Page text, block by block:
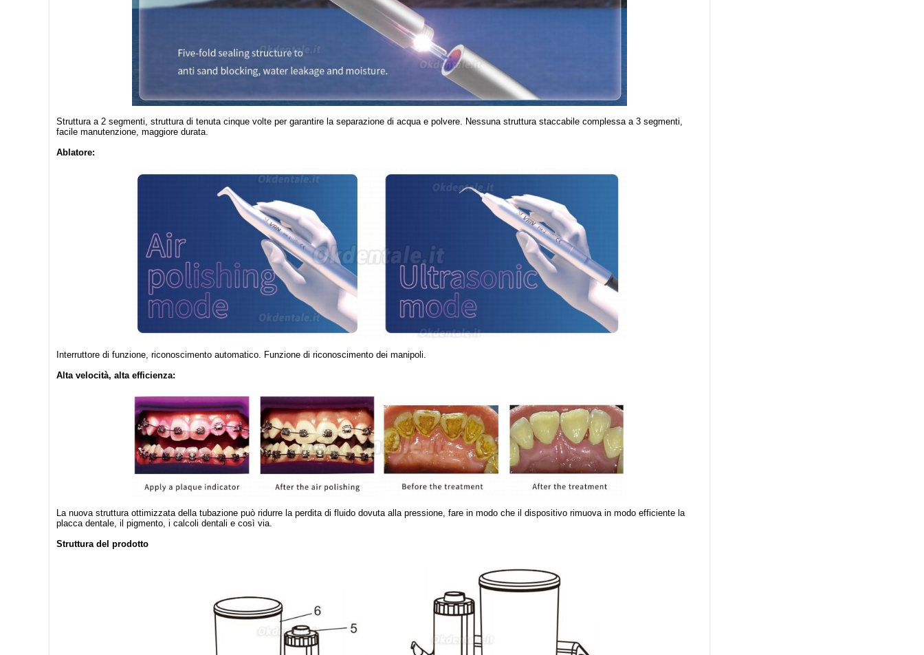
Struttura a 2 segmenti, struttura di tenuta cinque volte per garantire la separazione di acqua e polvere. Nessuna struttura staccabile complessa a 3 segmenti,
facile manutenzione, maggiore durata.
Ablatore:
Interruttore di funzione, riconoscimento automatico. Funzione di riconoscimento dei manipoli.
Alta velocità, alta efficienza:
La nuova struttura ottimizzata della tubazione può ridurre la perdita di fluido dovuta alla pressione, fare in modo che il dispositivo rimuova in modo efficiente la
placca dentale, il pigmento, i calcoli dentali e così via.
Struttura del prodotto